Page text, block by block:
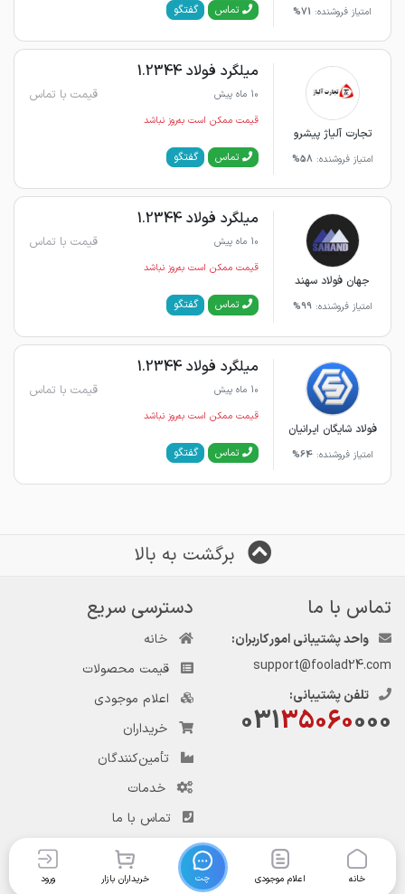
امتیاز فروشنده: 71% تماس گفتگو
تجارت آلیاژ پیشرو
امتیاز فروشنده: 58%
میلگرد فولاد 1.2344
10 ماه پیش قیمت با تماس
قیمت ممکن است به‌روز نباشد
تماس گفتگو
جهان فولاد سهند
امتیاز فروشنده:99%
میلگرد فولاد 1.2344
10 ماه پیش قیمت با تماس
قیمت ممکن است به‌روز نباشد
تماس گفتگو
فولاد شایگان ایرانیان
امتیاز فروشنده:64%
میلگرد فولاد 1.2344
10 ماه پیش قیمت با تماس
قیمت ممکن است به‌روز نباشد
تماس گفتگو
برگشت به بالا
تماس با ما
واحد پشتیبانی امور کاربران:
support@foolad24.com
تلفن پشتیبانی:
03135060000
دسترسی سریع
خانه
قیمت محصولات
اعلام موجودی
خریداران
تأمین‌کنندگان
خدمات
تماس با ما
خانه اعلام موجودی چت خریداران بازار ورود